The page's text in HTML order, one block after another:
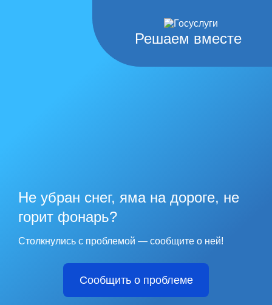
Решаем вместе
Не убран снег, яма на дороге, не
горит фонарь?
Столкнулись с проблемой — сообщите о ней!
Сообщить о проблеме